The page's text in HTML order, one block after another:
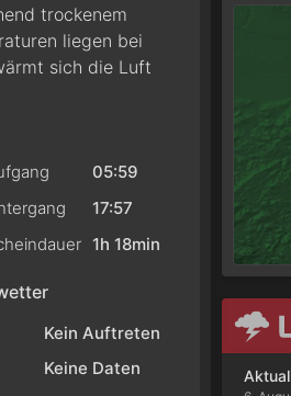
trockenem
liegen bei
sich die Luft
05:59
17:57
1h 18min
Kein Auftreten
Keine Daten